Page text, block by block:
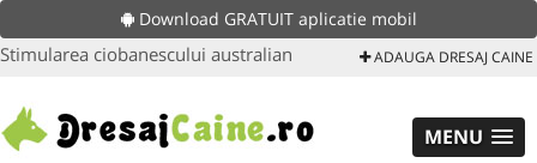
Download GRATUIT aplicatie mobil
Stimularea ciobanescului australian ADAUGA DRESAJ CAINE
MENU